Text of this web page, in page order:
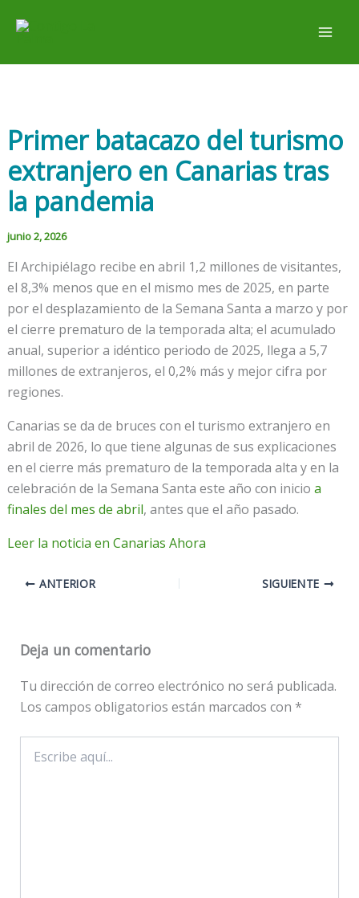
Primer batacazo del turismo
extranjero en Canarias tras
la pandemia
junio 2, 2026
El Archipiélago recibe en abril 1,2 millones de visitantes,
el 8,3% menos que en el mismo mes de 2025, en parte
por el desplazamiento de la Semana Santa a marzo y por
el cierre prematuro de la temporada alta; el acumulado
anual, superior a idéntico periodo de 2025, llega a 5,7
millones de extranjeros, el 0,2% más y mejor cifra por
regiones.
Canarias se da de bruces con el turismo extranjero en
abril de 2026, lo que tiene algunas de sus explicaciones
en el cierre más prematuro de la temporada alta y en la
celebración de la Semana Santa este año con inicio a
finales del mes de abril, antes que el año pasado.
Leer la noticia en Canarias Ahora
ANTERIOR SIGUIENTE
Deja un comentario
Tu dirección de correo electrónico no será publicada.
Los campos obligatorios están marcados con *
aquí...